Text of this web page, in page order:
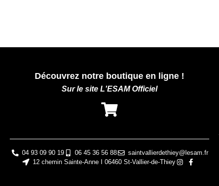
Découvrez notre boutique en ligne !
Sur le site L'ESAM Officiel
04 93 09 90 19 06 45 36 56 88
saintvallierdethiey@lesam.fr
12 chemin Sainte-Anne I 06460 St-Vallier-de-Thiey